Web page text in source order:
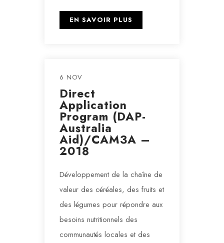
EN SAVOIR PLUS
6 NOV
Direct
Application
Program (DAP-
Australia
Aid)/CAM3A –
2018
Développement de la chaîne de
valeur des céréales, des fruits et
des légumes pour répondre aux
besoins nutritionnels des
communautés locales et des